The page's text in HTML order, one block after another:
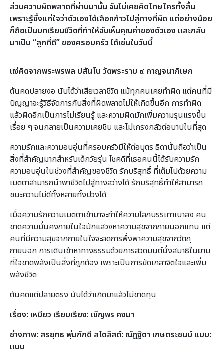
ส่วนความผิดพลาดที่ผ่านมานั้น ฉันไม่เคยคิดโทษใครทั้งสิ้น
เพราะรู้ซึ้งแก่ใจว่าตัวเองได้เลือกก้าวไปสู่ทางที่ผิด แต่อย่างน้อย
ก็ถือเป็นบทเรียนชีวิตที่ทำให้ฉันเห็นคุณค่าของตัวเอง และกลับ
มาเป็น “ลูกที่ดี” ของครอบครัว ได้เช่นในวันนี้
แง่คิดจากพระพรพล ปสันโน วัดพระราม ๙ กาญจนาภิเษก
ต้นคดปลายงอ นับได้ว่าเสียเวลาชีวิต แม้ทุกคนเคยทำผิด แต่คนที่มี
ปัญญาจะรู้วิธีจัดการกับสิ่งที่ผิดพลาดไม่ให้เกิดขึ้นอีก การทำผิด
แล้วผิดอีกเป็นการไม่เรียนรู้ และความผิดมักเพิ่มความรุนแรงขึ้น
เรื่อย ๆ จนกลายเป็นความเคยชิน และไม่เกรงกลัวต่อบาปในที่สุด
ความรักและความอบอุ่นที่ครอบครัวมีให้ต่อบุตร ธิดานั้นถือว่าเป็น
สิ่งที่สำคัญมากสำหรับเด็กวัยรุ่น โชคดีที่เธอคนนี้ได้รับความรัก
ความอบอุ่นในช่วงที่สำคัญของชีวิต รักบริสุทธิ์ ที่เต็มไปด้วยความ
เมตตาสามารถนำพาชีวิตไปสู่ทางสว่างได้ รักบริสุทธิ์ทำให้สามารถ
ชนะความไม่ดีทั้งหลายทั้งปวงได้
เมื่อความรักความเมตตาเข้ามาจะทำให้ความโลภบรรเทาเบาลง คน
ขาดความมั่นคงภายในใจมักแสวงหาความสุขจากภายนอกแทน แต่
คนที่มีความสุขจากภายในใจจะลดการพื่งพาความสุขจากวัตถุ
ภายนอก การเดินเข้าหาทางธรรมด้วยการสวดมนต์นั่งสมาธิในยาม
ที่ใจขาดพลังเป็นสิ่งที่ถูกต้อง เพราะเป็นการขัดเกลาจิตใจและเพิ่ม
พลังชีวิต
ต้นคดแต่ปลายตรง นับได้ว่าเกิดมาแล้วไม่ขาดทุน
เรื่อง: เหมียว เรียบเรียง: เชิญพร คงมา
ช่างภาพ: สรยุทธ พุ่มภักดี สไตลิสต์: ณัฏฐิตา เกษตระชนม์ แบบ:
แนน